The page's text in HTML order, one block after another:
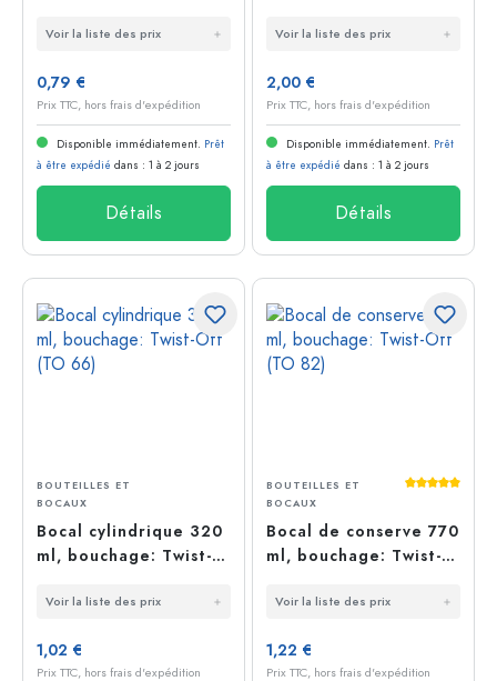
Voir la liste des prix
0,79 €
Prix TTC, hors frais d'expédition
Disponible immédiatement. Prêt
à être expédié dans : 1 à 2 jours
Détails
Voir la liste des prix
2,00 €
Prix TTC, hors frais d'expédition
Disponible immédiatement. Prêt
à être expédié dans : 1 à 2 jours
Détails
BOUTEILLES ET
BOCAUX
Bocal cylindrique 320
ml, bouchage: Twist-
Voir la liste des prix
1,02 €
Prix TTC, hors frais d'expédition
Average
BOUTEILLES ET
BOCAUX
Bocal de conserve 770
ml, bouchage: Twist-
Voir la liste des prix
1,22 €
Prix TTC, hors frais d'expédition